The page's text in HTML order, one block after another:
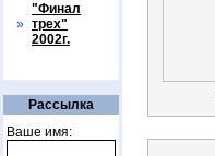
»
"Финал
трех"
2002г.
Рассылка
Ваше имя: